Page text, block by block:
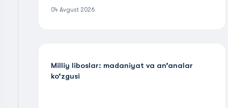
04 Avgust 2026
Milliy liboslar: madaniyat va an’analar
ko‘zgusi